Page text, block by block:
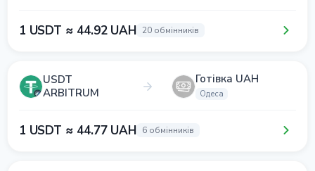
1 USDT ≈ 44.92 UAH 20 обмінників
USDT
ARBITRUM
Готівка UAH
Одеса
1 USDT ≈ 44.77 UAH 6 обмінників